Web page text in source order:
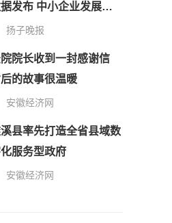
发布 中小企业发展指
连续上升
扬子晚报
院长收到一封感谢信
的故事很温暖
安徽经济网
县率先打造全省县域数
服务型政府
安徽经济网